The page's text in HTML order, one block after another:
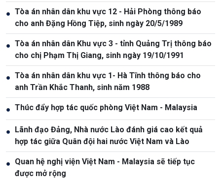
● Tòa án nhân dân khu vực 12 - Hải Phòng thông báo
cho anh Đặng Hồng Tiệp, sinh ngày 20/5/1989
● Tòa án nhân dân Khu vực 3 - tỉnh Quảng Trị thông báo
cho chị Phạm Thị Giang, sinh ngày 19/10/1991
● Tòa án nhân dân khu vực 1- Hà Tĩnh thông báo cho
anh Trần Khắc Thanh, sinh năm 1988
● Thúc đẩy hợp tác quốc phòng Việt Nam - Malaysia
● Lãnh đạo Đảng, Nhà nước Lào đánh giá cao kết quả
hợp tác giữa Quân đội hai nước Việt Nam và Lào
● Quan hệ nghị viện Việt Nam - Malaysia sẽ tiếp tục
được mở rộng